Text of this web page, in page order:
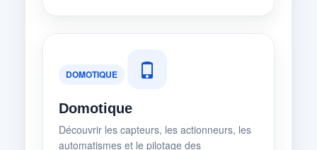
DOMOTIQUE
Domotique
Découvrir les capteurs, les actionneurs, les
automatismes et le pilotage des